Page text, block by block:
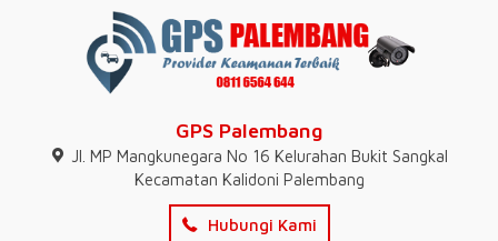
GPS Palembang
Jl. MP Mangkunegara No 16 Kelurahan Bukit Sangkal
Kecamatan Kalidoni Palembang
Hubungi Kami